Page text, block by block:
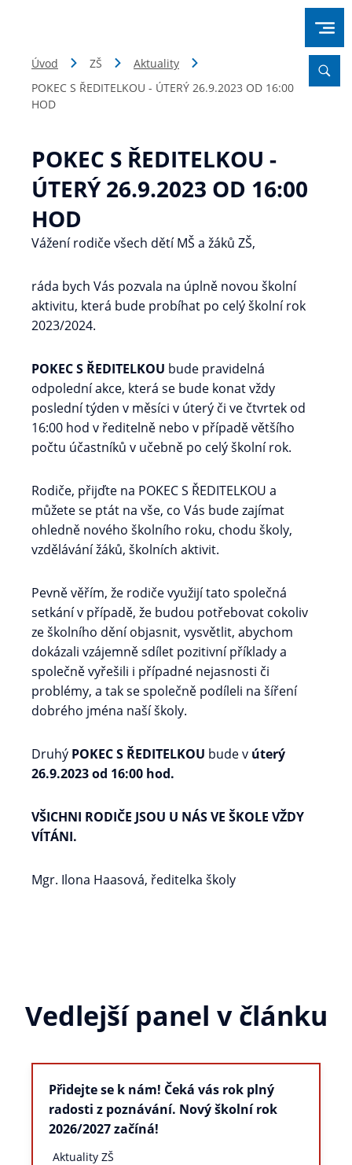
Úvod ZŠ
Aktuality
POKEC S ŘEDITELKOU - ÚTERÝ 26.9.2023 OD 16:00
HOD
POKEC S ŘEDITELKOU -
ÚTERÝ 26.9.2023 OD 16:00
HOD
Vážení rodiče všech dětí MŠ a žáků ZŠ,
ráda bych Vás pozvala na úplně novou školní
aktivitu, která bude probíhat po celý školní rok
2023/2024.
POKEC S ŘEDITELKOU bude pravidelná
odpolední akce, která se bude konat vždy
poslední týden v měsíci v úterý či ve čtvrtek od
16:00 hod v ředitelně nebo v případě většího
počtu účastníků v učebně po celý školní rok.
Rodiče, přijďte na POKEC S ŘEDITELKOU a
můžete se ptát na vše, co Vás bude zajímat
ohledně nového školního roku, chodu školy,
vzdělávání žáků, školních aktivit.
Pevně věřím, že rodiče využijí tato společná
setkání v případě, že budou potřebovat cokoliv
ze školního dění objasnit, vysvětlit, abychom
dokázali vzájemně sdílet pozitivní příklady a
společně vyřešili i případné nejasnosti či
problémy, a tak se společně podíleli na šíření
dobrého jména naší školy.
Druhý POKEC S ŘEDITELKOU bude v úterý
26.9.2023 od 16:00 hod.
VŠICHNI RODIČE JSOU U NÁS VE ŠKOLE VŽDY
VÍTÁNI.
Mgr. Ilona Haasová, ředitelka školy
Vedlejší panel v článku
Přidejte se k nám! Čeká vás rok plný
radosti z poznávání. Nový školní rok
2026/2027 začíná!
Aktuality ZŠ